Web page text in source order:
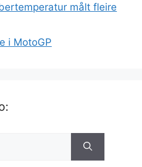
målt fleire
i MotoGP